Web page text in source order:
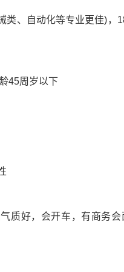
、自动化等专业更佳)，
45周岁以下
质好，会开车，有商务会